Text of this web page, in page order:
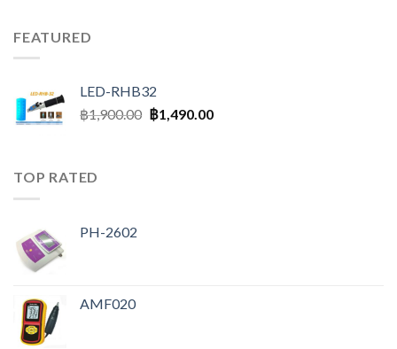
FEATURED
LED-RHB32
฿1,900.00 ฿1,490.00
TOP RATED
PH-2602
AMF020